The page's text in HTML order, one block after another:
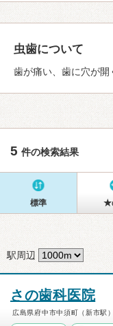
虫歯について
歯が痛い、歯に穴が
5 件の検索結果
標準 ★
駅周辺
さの歯科医院
広島県府中市中須町（新市駅）